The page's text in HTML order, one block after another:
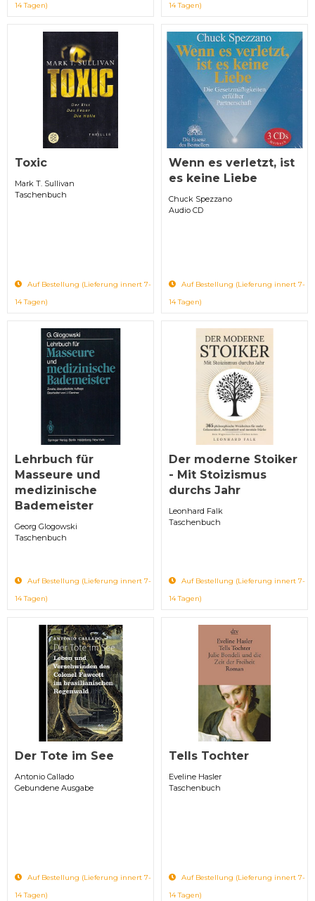
14 Tagen)
14 Tagen)
Toxic
Mark T. Sullivan
Taschenbuch
Auf Bestellung (Lieferung innert 7-
14 Tagen)
Wenn es verletzt, ist
es keine Liebe
Chuck Spezzano
Audio CD
Auf Bestellung (Lieferung innert 7-
14 Tagen)
Lehrbuch für
Masseure und
medizinische
Bademeister
Georg Glogowski
Taschenbuch
Auf Bestellung (Lieferung innert 7-
14 Tagen)
Der moderne Stoiker
- Mit Stoizismus
durchs Jahr
Leonhard Falk
Taschenbuch
Auf Bestellung (Lieferung innert 7-
14 Tagen)
Der Tote im See
Antonio Callado
Gebundene Ausgabe
Auf Bestellung (Lieferung innert 7-
14 Tagen)
Tells Tochter
Eveline Hasler
Taschenbuch
Auf Bestellung (Lieferung innert 7-
14 Tagen)